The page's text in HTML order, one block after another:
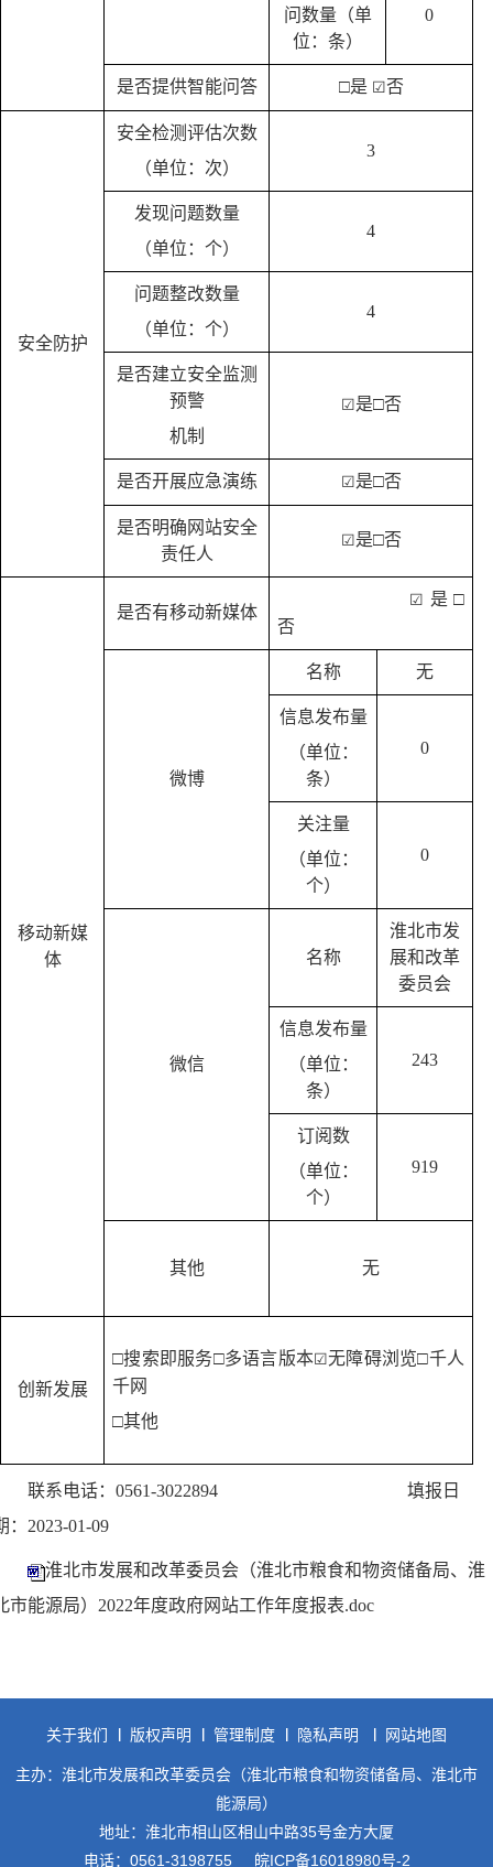
问数量（单
位：条）
0
是否提供智能问答 □是 ☑否
安全防护
安全检测评估次数
（单位：次）
3
发现问题数量
（单位：个）
4
问题整改数量
（单位：个）
4
是否建立安全监测
预警
机制
☑ 是□否
是否开展应急演练 ☑ 是□否
是否明确网站安全
责任人
☑ 是□否
移动新媒
体
是否有移动新媒体
☑ 是 □
否
微博
名称 无
信息发布量
（单位：
条）
0
关注量
（单位：
个）
0
微信
名称
淮北市发
展和改革
委员会
信息发布量
（单位：
条）
243
订阅数
（单位：
个）
919
其他 无
创新发展
□搜索即服务□多语言版本☑无障碍浏览□千人
千网
□其他
联系电话： 0561-3022894
填报日
： 2023-01-09
淮北市发展和改革委员会（淮北市粮食和物资储备局、淮
市能源局）2022年度政府网站工作年度报表.doc
关于我们 版权声明 管理制度 隐私声明 网站地图
主办：淮北市发展和改革委员会（淮北市粮食和物资储备局、淮北市
能源局）
地址：淮北市相山区相山中路35号金方大厦
电话：0561-3198755
皖ICP备16018980号-2